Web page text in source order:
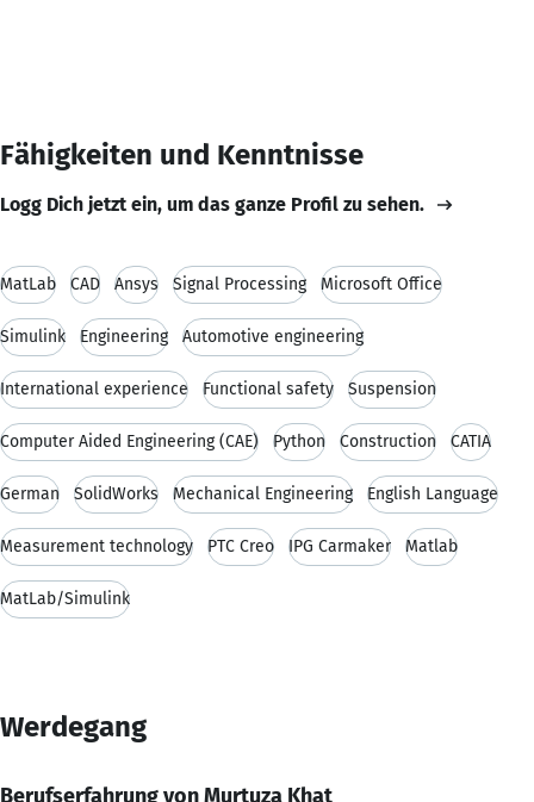
Fähigkeiten und Kenntnisse
Logg Dich jetzt ein, um das ganze Profil zu sehen.
MatLab CAD Ansys Signal Processing Microsoft Office
Simulink Engineering Automotive engineering
International experience Functional safety Suspension
Computer Aided Engineering (CAE) Python Construction CATIA
German SolidWorks Mechanical Engineering English Language
Measurement technology PTC Creo IPG Carmaker Matlab
MatLab/Simulink
Werdegang
Berufserfahrung von Murtuza Khat